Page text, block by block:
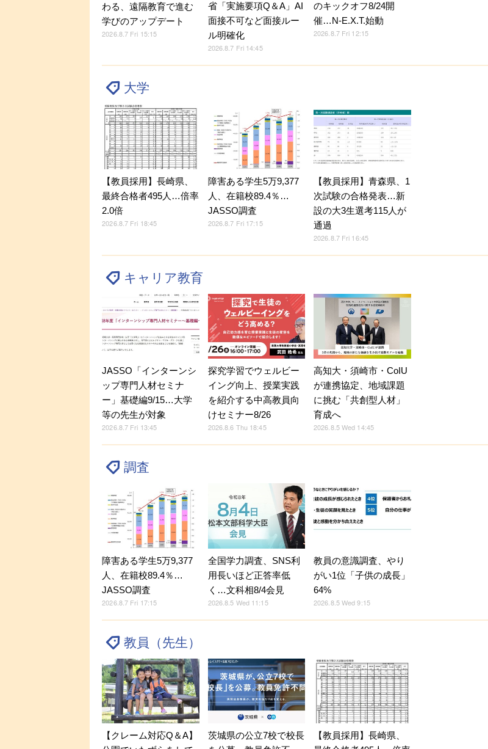
わる、遠隔教育で進む
学びのアップデート
2026.8.7 Fri 15:15
省「実施要項Q＆A」AI
面接不可など面接ルー
ル明確化
2026.8.7 Fri 14:45
のキックオフ8/24開
催…N-E.X.T.始動
2026.8.7 Fri 12:15
大学
【教員採用】長崎県、
最終合格者495人…倍率
2.0倍
2026.8.7 Fri 18:45
障害ある学生5万9,377
人、在籍校89.4％…
JASSO調査
2026.8.7 Fri 17:15
【教員採用】青森県、1
次試験の合格発表…新
設の大3生選考115人が
通過
2026.8.7 Fri 16:45
キャリア教育
JASSO「インターンシ
ップ専門人材セミナ
ー」基礎編9/15…大学
等の先生が対象
2026.8.7 Fri 13:45
探究学習でウェルビー
イング向上、授業実践
を紹介する中高教員向
けセミナー8/26
2026.8.6 Thu 18:45
高知大・須崎市・CoIU
が連携協定、地域課題
に挑む「共創型人材」
育成へ
2026.8.5 Wed 14:45
調査
障害ある学生5万9,377
人、在籍校89.4％…
JASSO調査
2026.8.7 Fri 17:15
全国学力調査、SNS利
用長いほど正答率低
く…文科相8/4会見
2026.8.5 Wed 11:15
教員の意識調査、やり
がい1位「子供の成長」
64%
2026.8.5 Wed 9:15
教員（先生）
【クレーム対応Q＆A】
茨城県の公立7校で校長
【教員採用】長崎県、